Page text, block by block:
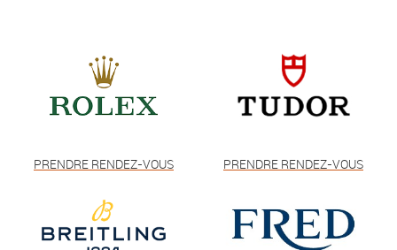
PRENDRE RENDEZ-VOUS PRENDRE RENDEZ-VOUS